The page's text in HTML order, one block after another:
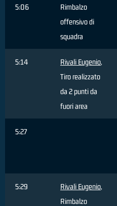
5:06
Rimbalzo
offensivo di
squadra
5:14 Rivali Eugenio,
Tiro realizzato
da 2 punti da
fuori area
5:27
5:29 Rivali Eugenio,
Rimbalzo